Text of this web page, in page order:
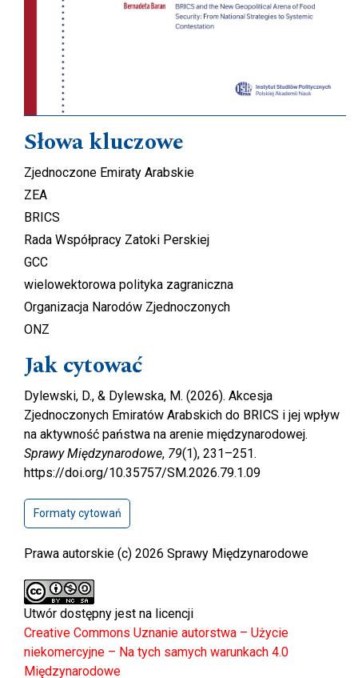
Słowa kluczowe
Zjednoczone Emiraty Arabskie
ZEA
BRICS
Rada Współpracy Zatoki Perskiej
GCC
wielowektorowa polityka zagraniczna
Organizacja Narodów Zjednoczonych
ONZ
Jak cytować
Dylewski, D., & Dylewska, M. (2026). Akcesja
Zjednoczonych Emiratów Arabskich do BRICS i jej wpływ
na aktywność państwa na arenie międzynarodowej.
Sprawy Międzynarodowe, 79(1), 231–251.
https://doi.org/10.35757/SM.2026.79.1.09
Formaty cytowań
Prawa autorskie (c) 2026 Sprawy Międzynarodowe
Utwór dostępny jest na licencji
Creative Commons Uznanie autorstwa – Użycie
niekomercyjne – Na tych samych warunkach 4.0
Międzynarodowe